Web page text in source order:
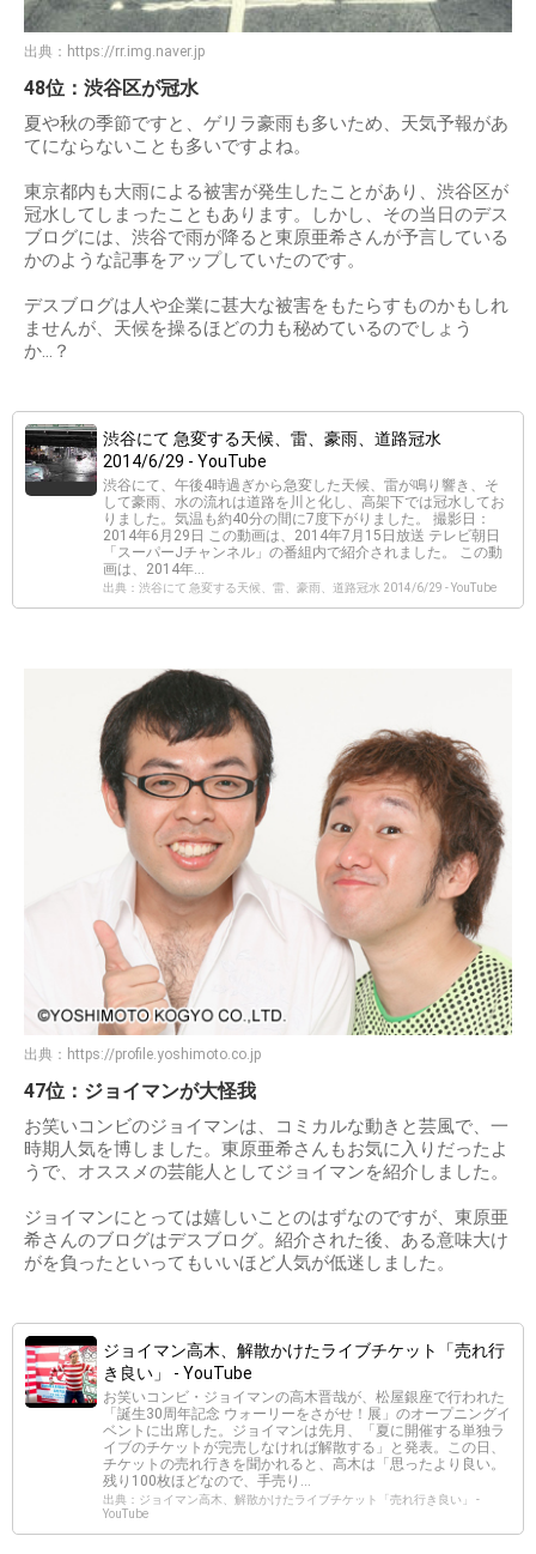
出典： https://rr.img.naver.jp
48位：渋谷区が冠水
夏や秋の季節ですと、ゲリラ豪雨も多いため、天気予報があ
てにならないことも多いですよね。
東京都内も大雨による被害が発生したことがあり、渋谷区が
冠水してしまったこともあります。しかし、その当日のデス
ブログには、渋谷で雨が降ると東原亜希さんが予言している
かのような記事をアップしていたのです。
デスブログは人や企業に甚大な被害をもたらすものかもしれ
ませんが、天候を操るほどの力も秘めているのでしょう
か…？
渋谷にて 急変する天候、雷、豪雨、道路冠水
2014/6/29 - YouTube
渋谷にて、午後4時過ぎから急変した天候、雷が鳴り響き、そ
して豪雨、水の流れは道路を川と化し、高架下では冠水してお
りました。気温も約40分の間に7度下がりました。 撮影日：
2014年6月29日 この動画は、2014年7月15日放送 テレビ朝日
「スーパーJチャンネル」の番組内で紹介されました。 この動
画は、2014年...
出典：渋谷にて 急変する天候、雷、豪雨、道路冠水 2014/6/29 - YouTube
出典： https://profile.yoshimoto.co.jp
47位：ジョイマンが大怪我
お笑いコンビのジョイマンは、コミカルな動きと芸風で、一
時期人気を博しました。東原亜希さんもお気に入りだったよ
うで、オススメの芸能人としてジョイマンを紹介しました。
ジョイマンにとっては嬉しいことのはずなのですが、東原亜
希さんのブログはデスブログ。紹介された後、ある意味大け
がを負ったといってもいいほど人気が低迷しました。
ジョイマン高木、解散かけたライブチケット「売れ行
き良い」 - YouTube
お笑いコンビ・ジョイマンの高木晋哉が、松屋銀座で行われた
「誕生30周年記念 ウォーリーをさがせ！展」のオープニングイ
ベントに出席した。ジョイマンは先月、「夏に開催する単独ラ
イブのチケットが完売しなければ解散する」と発表。この日、
チケットの売れ行きを聞かれると、高木は「思ったより良い。
残り100枚ほどなので、手売り...
出典：ジョイマン高木、解散かけたライブチケット「売れ行き良い」 -
YouTube